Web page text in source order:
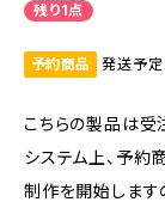
残り1点
予約商品 発送予
こちらの製品は受
システム上、予約
制作を開始します